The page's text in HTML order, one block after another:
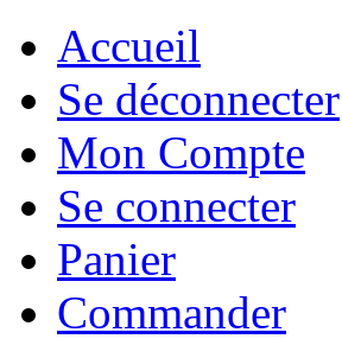
Accueil
Se déconnecter
Mon Compte
Se connecter
Panier
Commander